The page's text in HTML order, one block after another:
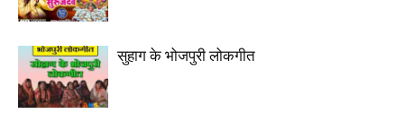
सुहाग के भोजपुरी लोकगीत